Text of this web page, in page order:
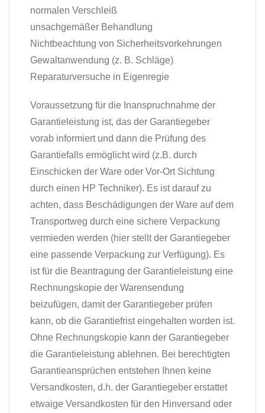
normalen Verschleiß
unsachgemäßer Behandlung
Nichtbeachtung von Sicherheitsvorkehrungen
Gewaltanwendung (z. B. Schläge)
Reparaturversuche in Eigenregie
Voraussetzung für die Inanspruchnahme der
Garantieleistung ist, das der Garantiegeber
vorab informiert und dann die Prüfung des
Garantiefalls ermöglicht wird (z.B. durch
Einschicken der Ware oder Vor-Ort Sichtung
durch einen HP Techniker). Es ist darauf zu
achten, dass Beschädigungen der Ware auf dem
Transportweg durch eine sichere Verpackung
vermieden werden (hier stellt der Garantiegeber
eine passende Verpackung zur Verfügung). Es
ist für die Beantragung der Garantieleistung eine
Rechnungskopie der Warensendung
beizufügen, damit der Garantiegeber prüfen
kann, ob die Garantiefrist eingehalten worden ist.
Ohne Rechnungskopie kann der Garantiegeber
die Garantieleistung ablehnen. Bei berechtigten
Garantieansprüchen entstehen Ihnen keine
Versandkosten, d.h. der Garantiegeber erstattet
etwaige Versandkosten für den Hinversand oder